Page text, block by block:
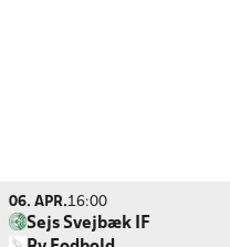
06. APR.16:00
Sejs Svejbæk IF